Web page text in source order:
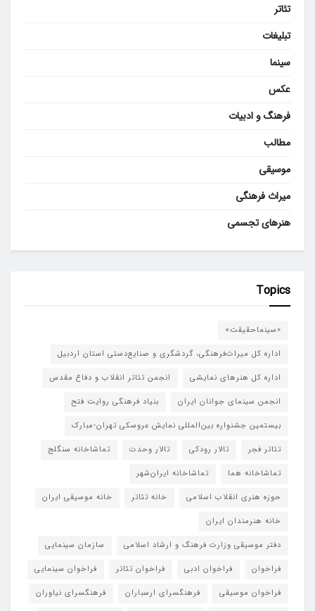
تئاتر
تبلیغات
سینما
عکس
فرهنگ و ادبیات
مطالب
موسیقی
میراث فرهنگی
هنرهای تجسمی
Topics
«سینماحقیقت»
اداره کل میراث‌فرهنگی، گردشگری و صنایع‌دستی استان اردبیل
اداره کل هنرهای نمایشی
انجمن تئاتر انقلاب و دفاع مقدس
انجمن سینمای جوانان ایران
بنیاد فرهنگی روایت فتح
بیستمین جشنواره بین‌المللی نمایش عروسکی تهران-مبارک
تئاتر فجر
تالار رودکی تالار وحدت
تماشاخانه سنگلج
تماشاخانه هما
تماشاخانه‌ ایران‌شهر
حوزه هنری انقلاب اسلامی
خانه تئاتر
خانه موسیقی ایران
خانه هنرمندان ایران
دفتر موسیقی وزارت فرهنگ و ارشاد اسلامی
سازمان سینمایی
فراخوان
فراخوان ادبی فراخوان تئاتر
فراخوان سینمایی
فراخوان موسیقی
فرهنگسرای ارسباران
فرهنگسرای نیاوران